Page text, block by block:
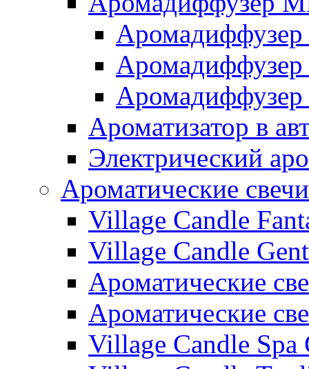
Ароматизатор в
Электрический
Ароматические
Village Candle
Village Candle
Ароматические
Ароматические
Village Candle Spa